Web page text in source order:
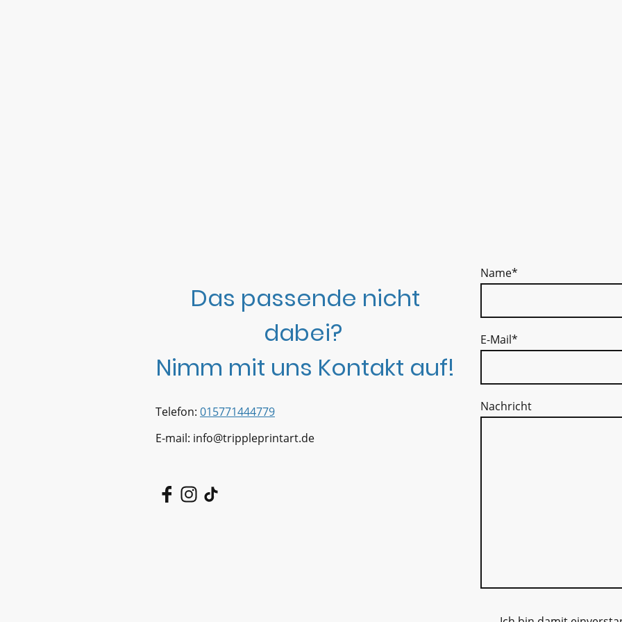
Das passende nicht
dabei?
Nimm mit uns Kontakt auf!
Telefon: 015771444779
E-mail: info@trippleprintart.de
Name*
E-Mail*
Nachricht